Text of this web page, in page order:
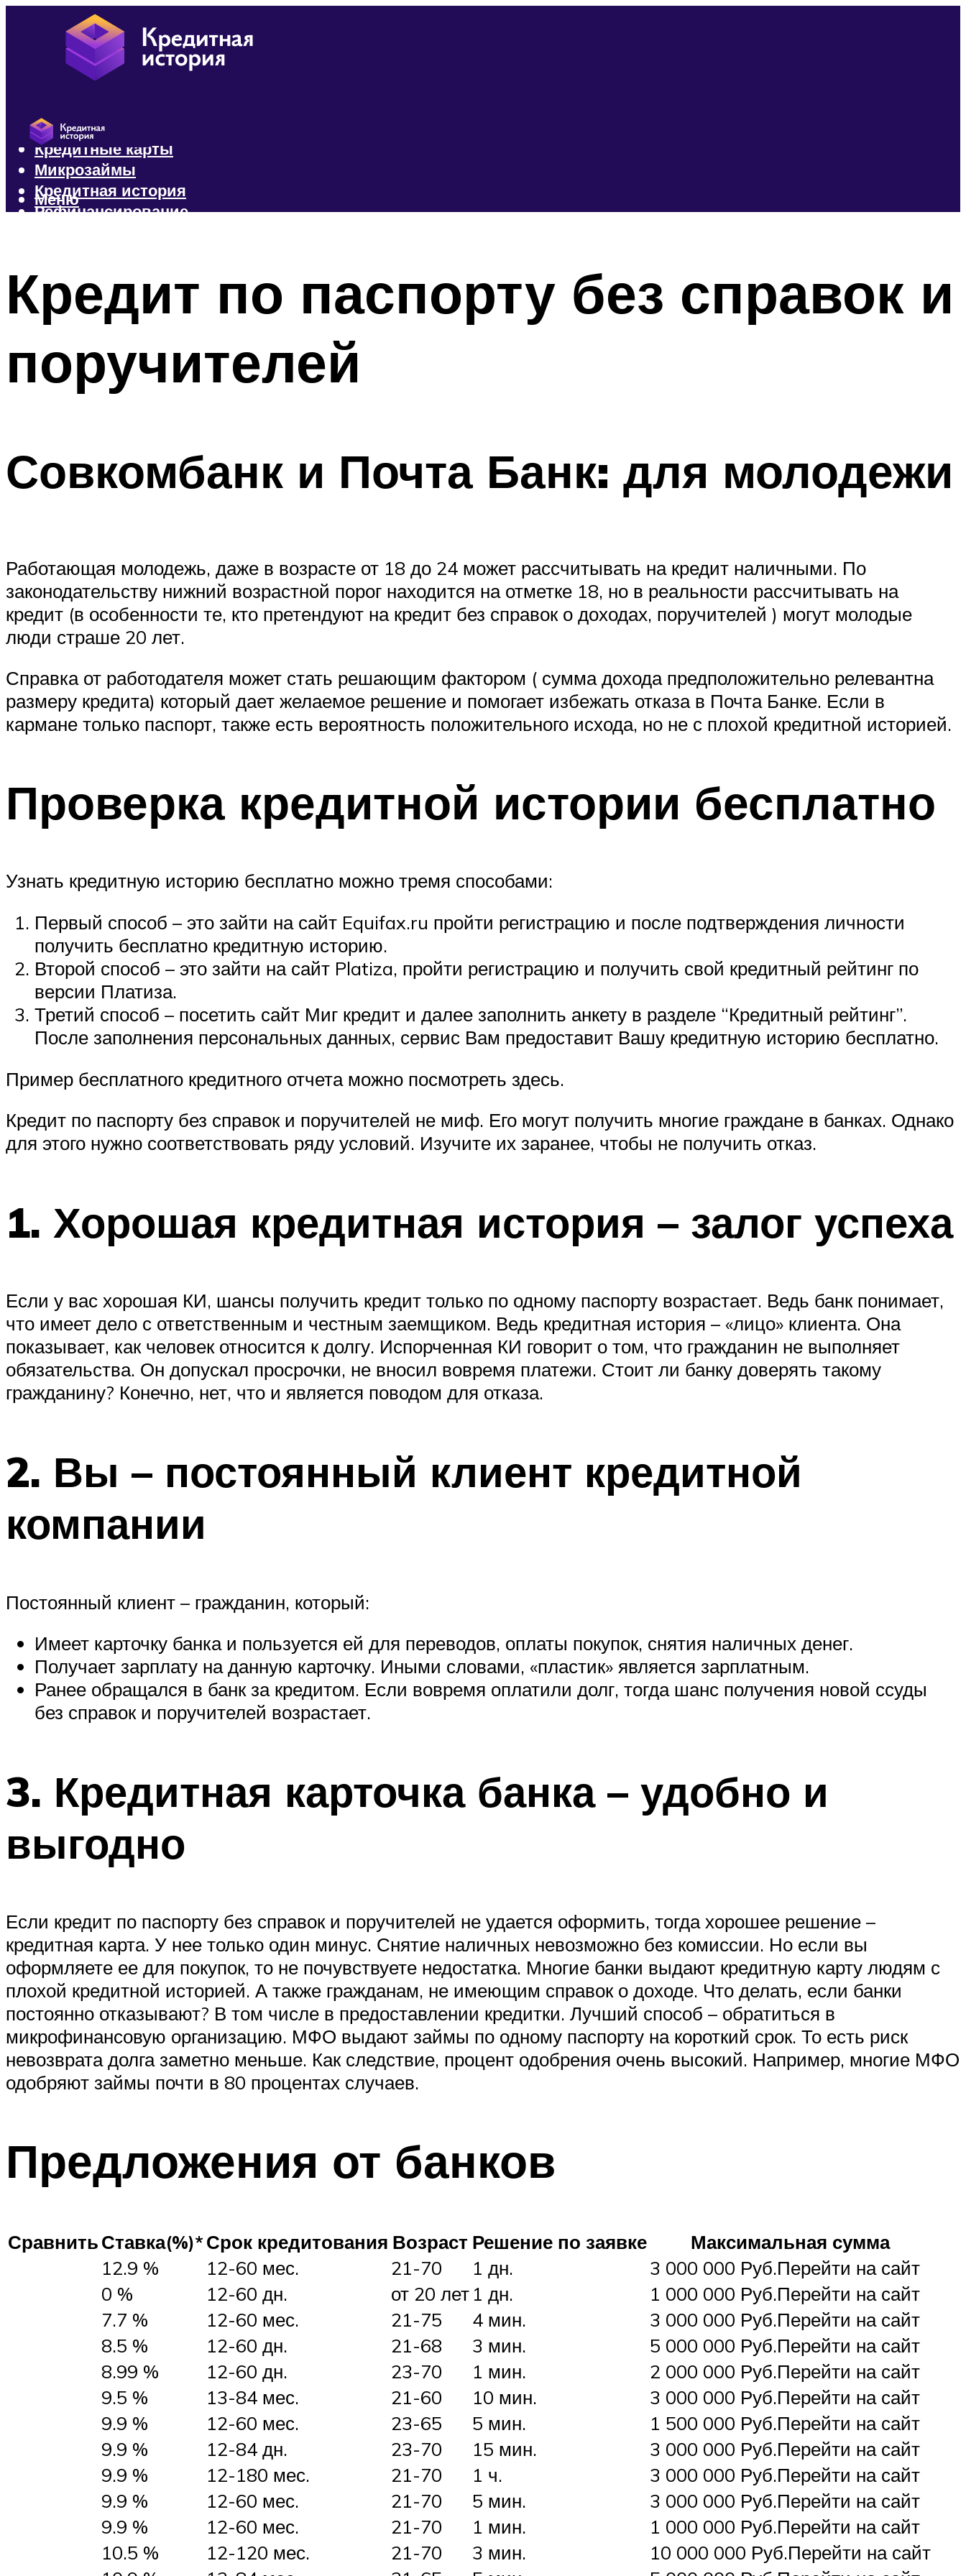
Кредиты
Кредитные карты
Микрозаймы
Кредитная история
Рефинансирование
Меню
Кредит по паспорту без справок и
поручителей
Совкомбанк и Почта Банк: для молодежи
Работающая молодежь, даже в возрасте от 18 до 24 может рассчитывать на кредит наличными. По
законодательству нижний возрастной порог находится на отметке 18, но в реальности рассчитывать на
кредит (в особенности те, кто претендуют на кредит без справок о доходах, поручителей ) могут молодые
люди страше 20 лет.
Справка от работодателя может стать решающим фактором ( сумма дохода предположительно релевантна
размеру кредита) который дает желаемое решение и помогает избежать отказа в Почта Банке. Если в
кармане только паспорт, также есть вероятность положительного исхода, но не с плохой кредитной историей.
Проверка кредитной истории бесплатно
Узнать кредитную историю бесплатно можно тремя способами:
Первый способ – это зайти на сайт Equifax.ru пройти регистрацию и после подтверждения личности
получить бесплатно кредитную историю.
Второй способ – это зайти на сайт Platiza, пройти регистрацию и получить свой кредитный рейтинг по
версии Платиза.
Третий способ – посетить сайт Миг кредит и далее заполнить анкету в разделе “Кредитный рейтинг”.
После заполнения персональных данных, сервис Вам предоставит Вашу кредитную историю бесплатно.
Пример бесплатного кредитного отчета можно посмотреть здесь.
Кредит по паспорту без справок и поручителей не миф. Его могут получить многие граждане в банках. Однако
для этого нужно соответствовать ряду условий. Изучите их заранее, чтобы не получить отказ.
1. Хорошая кредитная история – залог успеха
Если у вас хорошая КИ, шансы получить кредит только по одному паспорту возрастает. Ведь банк понимает,
что имеет дело с ответственным и честным заемщиком. Ведь кредитная история – «лицо» клиента. Она
показывает, как человек относится к долгу. Испорченная КИ говорит о том, что гражданин не выполняет
обязательства. Он допускал просрочки, не вносил вовремя платежи. Стоит ли банку доверять такому
гражданину? Конечно, нет, что и является поводом для отказа.
2. Вы – постоянный клиент кредитной
компании
Постоянный клиент – гражданин, который:
Имеет карточку банка и пользуется ей для переводов, оплаты покупок, снятия наличных денег.
Получает зарплату на данную карточку. Иными словами, «пластик» является зарплатным.
Ранее обращался в банк за кредитом. Если вовремя оплатили долг, тогда шанс получения новой ссуды
без справок и поручителей возрастает.
3. Кредитная карточка банка – удобно и
выгодно
Если кредит по паспорту без справок и поручителей не удается оформить, тогда хорошее решение –
кредитная карта. У нее только один минус. Снятие наличных невозможно без комиссии. Но если вы
оформляете ее для покупок, то не почувствуете недостатка. Многие банки выдают кредитную карту людям с
плохой кредитной историей. А также гражданам, не имеющим справок о доходе. Что делать, если банки
постоянно отказывают? В том числе в предоставлении кредитки. Лучший способ – обратиться в
микрофинансовую организацию. МФО выдают займы по одному паспорту на короткий срок. То есть риск
невозврата долга заметно меньше. Как следствие, процент одобрения очень высокий. Например, многие МФО
одобряют займы почти в 80 процентах случаев.
Предложения от банков
СравнитьСтавка(%)*Срок кредитования Возраст Решение по заявке
Максимальная сумма
12.9 %
12-60 мес. 21-70 1 дн.
3 000 000 Руб.Перейти на сайт
0 %
12-60 дн. от 20 лет 1 дн.
1 000 000 Руб.Перейти на сайт
7.7 %
12-60 мес. 21-75 4 мин.
3 000 000 Руб.Перейти на сайт
8.5 %
12-60 дн. 21-68 3 мин.
5 000 000 Руб.Перейти на сайт
8.99 %
12-60 дн. 23-70 1 мин.
2 000 000 Руб.Перейти на сайт
9.5 %
13-84 мес. 21-60 10 мин.
3 000 000 Руб.Перейти на сайт
9.9 %
12-60 мес. 23-65 5 мин.
1 500 000 Руб.Перейти на сайт
9.9 %
12-84 дн. 23-70 15 мин.
3 000 000 Руб.Перейти на сайт
9.9 %
12-180 мес. 21-70 1 ч.
3 000 000 Руб.Перейти на сайт
9.9 %
12-60 мес. 21-70 5 мин.
3 000 000 Руб.Перейти на сайт
9.9 %
12-60 мес. 21-70 1 мин.
1 000 000 Руб.Перейти на сайт
10.5 %
12-120 мес. 21-70 3 мин.
10 000 000 Руб.Перейти на сайт